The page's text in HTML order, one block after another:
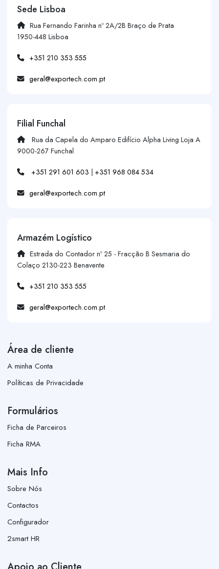
Sede Lisboa
Rua Fernando Farinha nº 2A/2B Braço de Prata
1950-448 Lisboa
+351 210 353 555
geral@exportech.com.pt
Filial Funchal
Rua da Capela do Amparo Edifício Alpha Living Loja A
9000-267 Funchal
+351 291 601 603 | +351 968 084 534
geral@exportech.com.pt
Armazém Logístico
Estrada do Contador nº 25 - Fracção B Sesmaria do
Colaço 2130-223 Benavente
+351 210 353 555
geral@exportech.com.pt
Área de cliente
A minha Conta
Políticas de Privacidade
Formulários
Ficha de Parceiros
Ficha RMA
Mais Info
Sobre Nós
Contactos
Configurador
2smart HR